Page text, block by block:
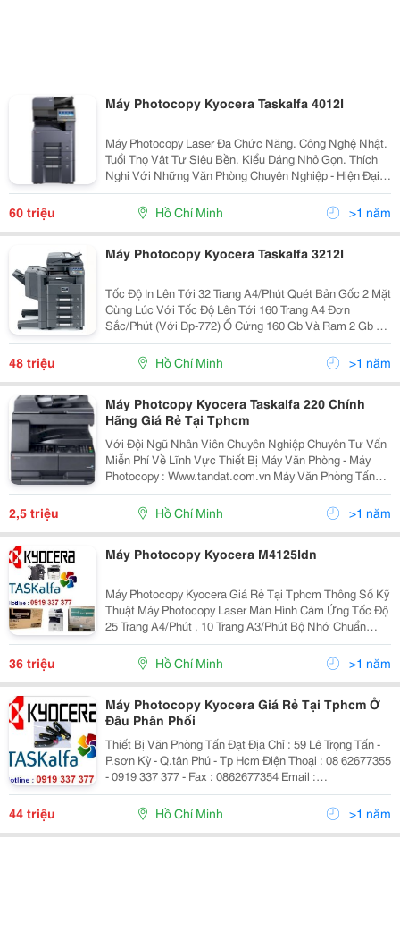
Máy Photocopy Kyocera Taskalfa 4012I
Máy Photocopy Laser Đa Chức Năng. Công Nghệ Nhật.
Tuổi Thọ Vật Tư Siêu Bền. Kiểu Dáng Nhỏ Gọn. Thích
Nghi Với Những Văn Phòng Chuyên Nghiệp - Hiện Đại
Khuyến Mãi Hấp Dẫn. Quà Tặng Cực Khủng. Bảo Hành
Tận Nơi, Bảo Trì Miễn Phí...
60 triệu Hồ Chí Minh >1 năm
Máy Photocopy Kyocera Taskalfa 3212I
Tốc Độ In Lên Tới 32 Trang A4/Phút Quét Bản Gốc 2 Mặt
Cùng Lúc Với Tốc Độ Lên Tới 160 Trang A4 Đơn
Sắc/Phút (Với Dp-772) Ổ Cứng 160 Gb Và Ram 2 Gb Có
Sẵn Trong Cấu Hình Tiêu Chuẩn Hệ Thống Khay Giấy Đa
Dạng Kết Hợp Với Nhiều Bộ Nạp Bản Gốc K
48 triệu Hồ Chí Minh >1 năm
Máy Photcopy Kyocera Taskalfa 220 Chính
Hãng Giá Rẻ Tại Tphcm
Với Đội Ngũ Nhân Viên Chuyên Nghiệp Chuyên Tư Vấn
Miễn Phí Về Lĩnh Vực Thiết Bị Máy Văn Phòng - Máy
Photocopy : Www.tandat.com.vn Máy Văn Phòng Tấn
Đạt Là Nơi Cung Cấp Uy Tín &Amp; Chuyên Nghiệp
Nhất Về Dòng Sản Phẩm Máy In, Máy Photocopy, Vật
2,5 triệu Hồ Chí Minh >1 năm
Máy Photocopy Kyocera M4125Idn
Máy Photocopy Kyocera Giá Rẻ Tại Tphcm Thông Số Kỹ
Thuật Máy Photocopy Laser Màn Hình Cảm Ứng Tốc Độ
25 Trang A4/Phút , 10 Trang A3/Phút Bộ Nhớ Chuẩn
512Mb Có Thể Nâng Cấp Lên 1024Gb Độ Phân Giải :
600 X 600 Dpi Sao Chụp Liên Tục 999 Bản/1...
36 triệu Hồ Chí Minh >1 năm
Máy Photocopy Kyocera Giá Rẻ Tại Tphcm Ở
Đâu Phân Phối
Thiết Bị Văn Phòng Tấn Đạt Địa Chỉ : 59 Lê Trọng Tấn -
P.sơn Kỳ - Q.tân Phú - Tp Hcm Điện Thoại : 08 62677355
- 0919 337 377 - Fax : 0862677354 Email :
Nhantandat@Gmail.com Web : Www.tandat.com.vn
May Photocopy Kyocera Gia Re Tai Tphcm
44 triệu Hồ Chí Minh >1 năm